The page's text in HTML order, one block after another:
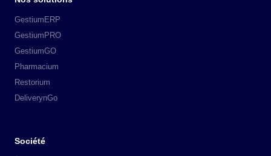
GestiumERP
GestiumPRO
GestiumGO
Pharmacium
Restorium
DeliverynGo
Société